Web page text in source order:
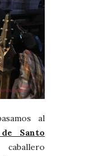
al
Santo